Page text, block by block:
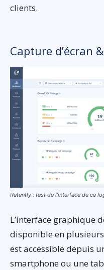
clients.
Capture d’écran
Retently : test de l’interface de ce
L’interface graphique
disponible en
est accessible depuis
smartphone ou une